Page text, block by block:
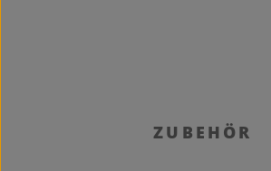
Produktgalerie überspringenZUBEHÖR